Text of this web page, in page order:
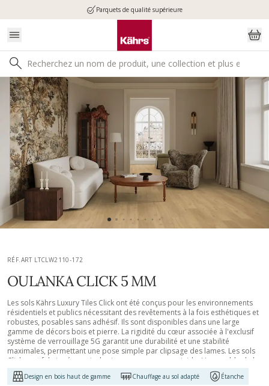
Parquets de qualité supérieure
RÉF.ART LTCLW2110-172
OULANKA CLICK 5 MM
Les sols Kährs Luxury Tiles Click ont été conçus pour les environnements
résidentiels et publics nécessitant des revêtements à la fois esthétiques et
robustes, posables sans adhésif. Ils sont disponibles dans une large
gamme de décors bois et pierre. La rigidité du cœur associée à l'exclusif
système de verrouillage 5G garantit une durabilité et une stabilité
maximales, permettant une pose simple par clipsage des lames. Les sols
Click sont fabriqués en vinyle vierge avec un cœur rigide. L'ensemble de la
collection est doté d'un sous-couche acoustique en IXPE, assurant une
réduction efficace des bruits d'impact. La surface bénéficie d'un
Design en bois haut de gamme Chauffage au sol adapté Étanche